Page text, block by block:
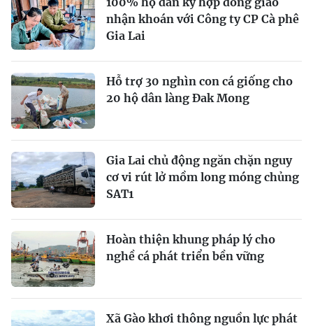
nhận khoán với Công ty CP Cà phê
Gia Lai
Hỗ trợ 30 nghìn con cá giống cho
20 hộ dân làng Đak Mong
Gia Lai chủ động ngăn chặn nguy
cơ vi rút lở mồm long móng chủng
SAT1
Hoàn thiện khung pháp lý cho
nghề cá phát triển bền vững
Xã Gào khơi thông nguồn lực phát